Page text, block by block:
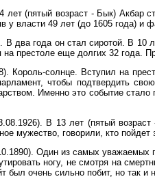
лет (пятый возраст - Бык) Акбар
у власти 49 лет (до 1605 года) и
В два года он стал сиротой. В 10
на престоле еще долгих 32 года.
Король-солнце. Вступил на
чтобы подтвердить
Именно это событие
В 13 лет (пятый
мужество, говорили, кто пойдет
Один из самых уважаемых
ногу, не смотря на
был очень сильно побит, но так и